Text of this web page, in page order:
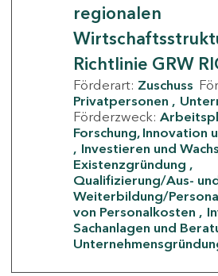
regionalen
Richtlinie GRW
Förderart: Zuschuss
Privatpersonen
Förderzweck:
Forschung, Innovation
Investieren und
Existenzgründung
Qualifizierung/Aus-
Weiterbildung/
von Personalkosten
Sachanlagen und